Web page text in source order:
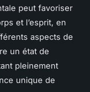
peut favoriser
et l’esprit, en
aspects de
un état de
pleinement
unique de